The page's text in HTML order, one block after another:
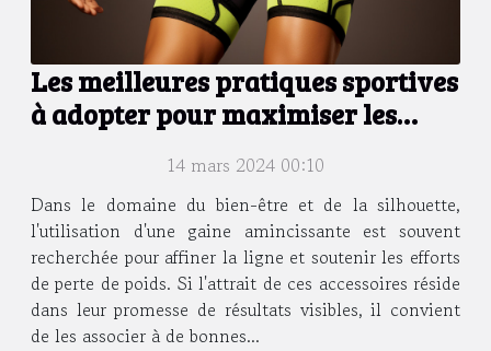
Les meilleures pratiques sportives
à adopter pour maximiser les
14 mars 2024 00:10
Dans le domaine du bien-être et de la silhouette,
l'utilisation d'une gaine amincissante est souvent
recherchée pour affiner la ligne et soutenir les efforts
de perte de poids. Si l'attrait de ces accessoires réside
dans leur promesse de résultats visibles, il convient
de les associer à de bonnes...